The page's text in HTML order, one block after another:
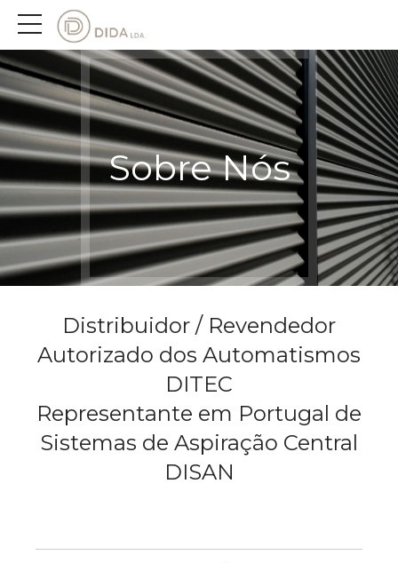
Sobre Nós
Distribuidor / Revendedor
Autorizado dos Automatismos
DITEC
Representante em Portugal de
Sistemas de Aspiração Central
DISAN